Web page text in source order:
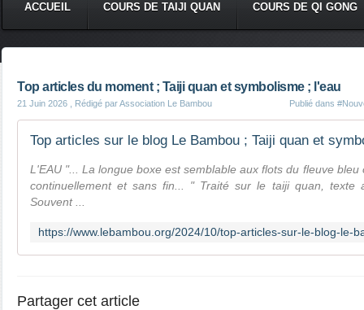
ACCUEIL COURS DE TAIJI QUAN COURS DE QI GONG
Top articles du moment ; Taiji quan et symbolisme ; l'eau
21 Juin 2026 , Rédigé par Association Le Bambou Publié dans
L'EAU "... La longue boxe est semblable aux flots du fleuve
continuellement et sans fin... " Traité sur le taiji quan, texte
Souvent ...
Partager cet article